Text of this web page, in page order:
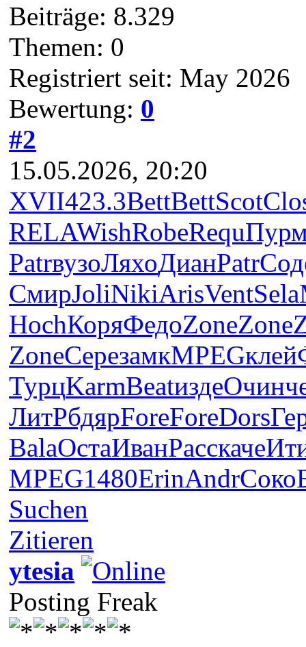
Beiträge: 8.329
Themen: 0
Registriert seit: May 2026
Bewertung: 0
#2
15.05.2026, 20:20
XVII423.3BettBettScot
RELAWishRobeRequ
PatrвузоЛяхоДианPatr
СмирJoliNikiArisVentSela
HochКоряФедоZoneZone
ZoneСерезамкMPEGклей
ТурцKarmBeatиздеОчин
ЛитРбдярForeForeDors
BalaОстаИванРасскаче
MPEG1480ErinAndrСоко
Suchen
Zitieren
ytesia
Posting Freak